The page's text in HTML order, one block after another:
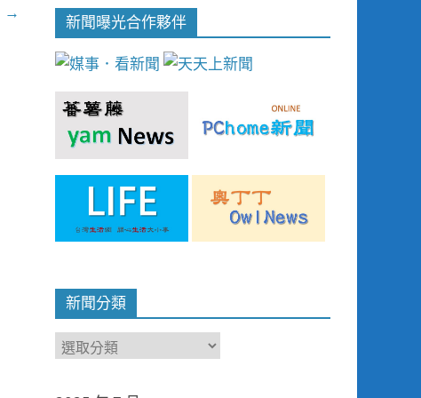
→ 新聞曝光合作夥伴
新聞分類
新